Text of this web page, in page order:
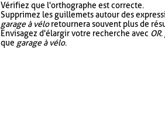
Vérifiez que l'orthographe est correcte.
Supprimez les guillemets autour des
garage à véloretournera souvent plus de
Envisagez d'élargir votre recherche avec OR.
que garage à vélo.